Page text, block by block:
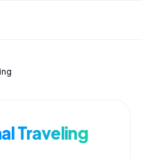
Traveling